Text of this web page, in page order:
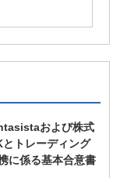
および株式
トレーディング
に係る基本合意書